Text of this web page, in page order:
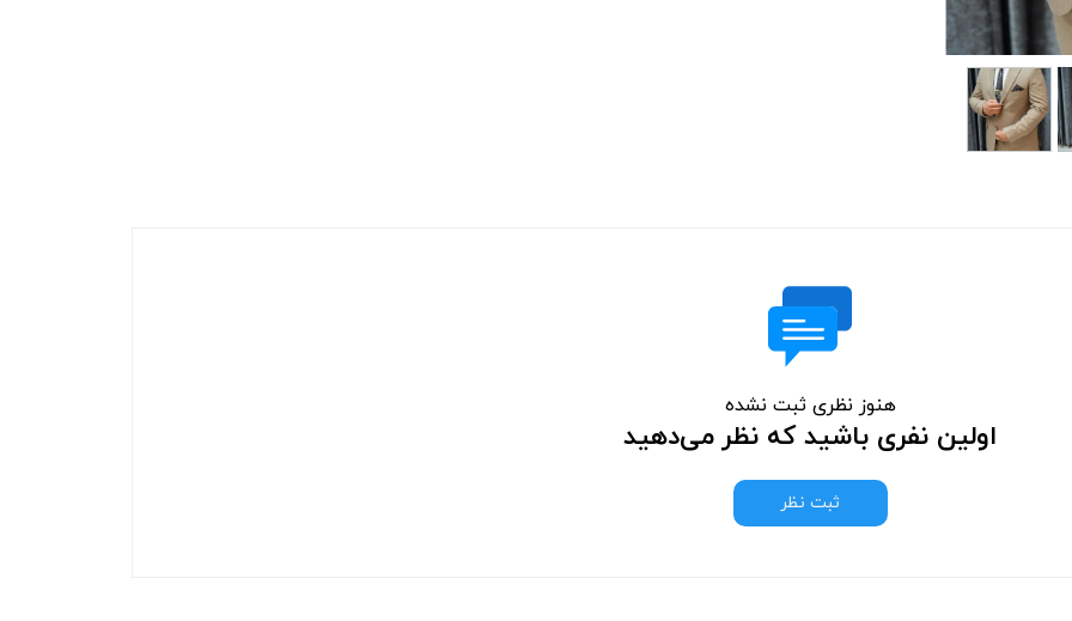
هنوز نظری ثبت نشده
اولین نفری باشید که نظر می‌دهید
ثبت نظر